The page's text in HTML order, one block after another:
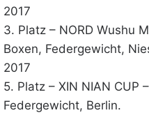
2017
3. Platz – NORD Wushu
Boxen, Federgewicht,
2017
5. Platz – XIN NIAN CUP
Federgewicht, Berlin.